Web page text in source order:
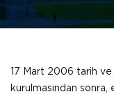
17 Mart 2006 tarih ve
kurulmasından